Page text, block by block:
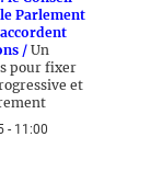
Parlement
/Un
pour fixer
et
- 11:00